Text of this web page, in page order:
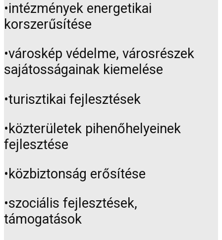
•intézmények energetikai
korszerűsítése
•városkép védelme, városrészek
sajátosságainak kiemelése
•turisztikai fejlesztések
•közterületek pihenőhelyeinek
fejlesztése
•közbiztonság erősítése
•szociális fejlesztések,
támogatások